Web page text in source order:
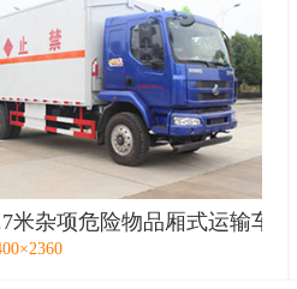
米杂项危险物品厢式运输车